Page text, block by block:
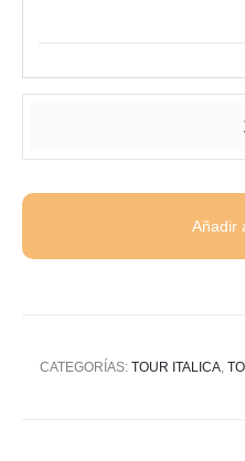
Añadir
CATEGORÍAS: TOUR ITALICA,